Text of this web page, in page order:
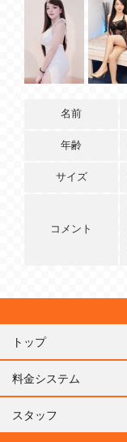
名前
年齢
サイズ
コメント
トップ
料金システム
スタッフ